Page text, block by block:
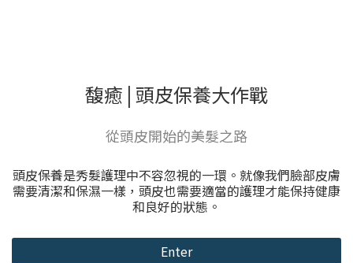
馥癒 | 頭皮保養大作戰
從頭皮開始的美髮之路
頭皮保養是秀髮護理中不容忽視的一環。就像我們臉部皮膚
需要清潔和保濕一樣，頭皮也需要適當的護理才能保持健康
和良好的狀態。
Enter